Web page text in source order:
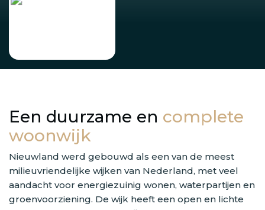
Een duurzame en complete
woonwijk
Nieuwland werd gebouwd als een van de meest
milieuvriendelijke wijken van Nederland, met veel
aandacht voor energiezuinig wonen, waterpartijen en
groenvoorziening. De wijk heeft een open en lichte